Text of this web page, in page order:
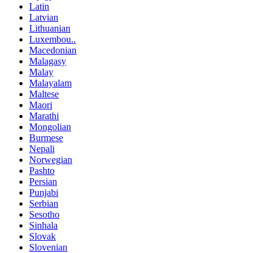
Latin
Latvian
Lithuanian
Luxembou..
Macedonian
Malagasy
Malay
Malayalam
Maltese
Maori
Marathi
Mongolian
Burmese
Nepali
Norwegian
Pashto
Persian
Punjabi
Serbian
Sesotho
Sinhala
Slovak
Slovenian